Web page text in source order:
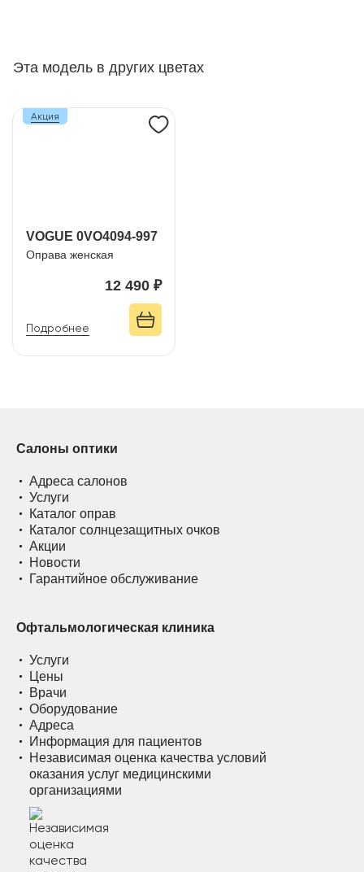
Эта модель в других цветах
VOGUE 0VO4094-997
Оправа женская
12 490 ₽
Подробнее
Акция
Салоны оптики
Адреса салонов
Услуги
Каталог оправ
Каталог солнцезащитных очков
Акции
Новости
Гарантийное обслуживание
Офтальмологическая клиника
Услуги
Цены
Врачи
Оборудование
Адреса
Информация для пациентов
Независимая оценка качества условий
оказания услуг медицинскими
организациями